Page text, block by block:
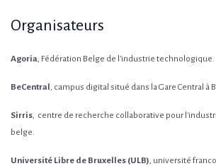
Organisateurs
Agoria , Fédération Belge de l'industrie technologique.
BeCentral , campus digital situé dans la Gare Central à
Sirris , centre de recherche collaborative pour
belge.
Université Libre de Bruxelles (ULB) , université